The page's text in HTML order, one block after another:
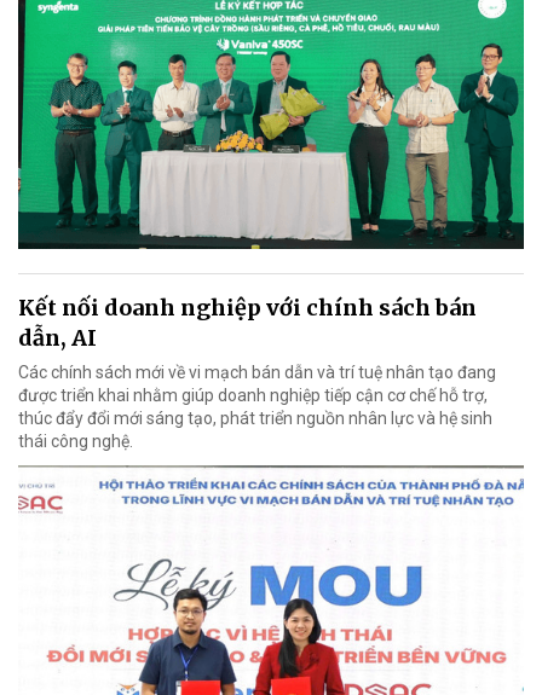
Kết nối doanh nghiệp với chính sách bán
dẫn, AI
Các chính sách mới về vi mạch bán dẫn và trí tuệ nhân tạo đang
được triển khai nhằm giúp doanh nghiệp tiếp cận cơ chế hỗ trợ,
thúc đẩy đổi mới sáng tạo, phát triển nguồn nhân lực và hệ sinh
thái công nghệ.